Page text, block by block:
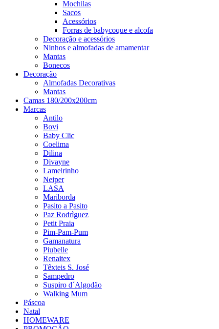
Mochilas
Sacos
Acessórios
Forras de babycoque e alcofa
Decoração e acessórios
Ninhos e almofadas de amamentar
Mantas
Bonecos
Decoração
Almofadas Decorativas
Mantas
Camas 180/200x200cm
Marcas
Antilo
Bovi
Baby Clic
Coelima
Dilina
Divayne
Lameirinho
Neiper
LASA
Mariborda
Pasito a Pasito
Paz Rodrìguez
Petit Praia
Pim-Pam-Pum
Gamanatura
Piubelle
Renaitex
Têxteis S. José
Sampedro
Suspiro d´Algodão
Walking Mum
Páscoa
Natal
HOMEWARE